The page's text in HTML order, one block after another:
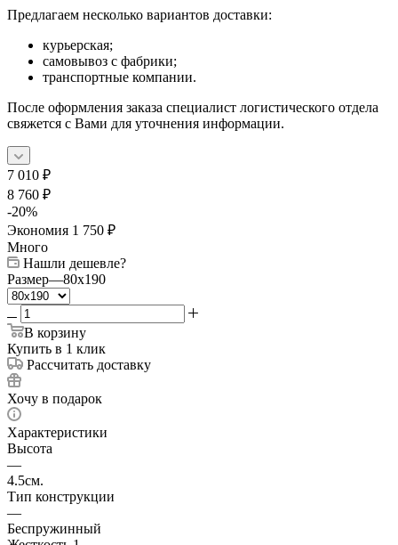
Предлагаем несколько вариантов доставки:
курьерская;
самовывоз с фабрики;
транспортные компании.
После оформления заказа специалист логистического отдела
свяжется с Вами для уточнения информации.
7 010 ₽
8 760 ₽
-20%
Экономия 1 750 ₽
Много
Нашли дешевле?
Размер—80x190
В корзину
Купить в 1 клик
Рассчитать доставку
Хочу в подарок
Характеристики
Высота
—
4.5см.
Тип конструкции
—
Беспружинный